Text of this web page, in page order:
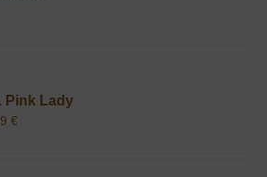
Pink Lady
€